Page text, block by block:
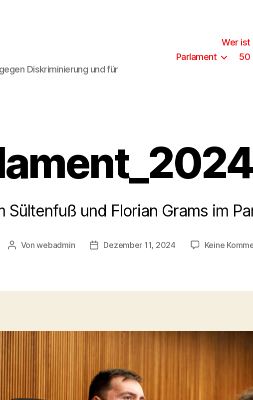
Diskriminierung und für
Wer ist
Parlament
50
Sültenfuß und Florian Grams im
Beitragsautor
Vonwebadmin Beitragsdatum
Dezember 11, 2024 Keine